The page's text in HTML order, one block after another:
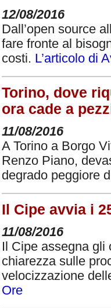
12/08/2016
Dall’open source
fare fronte al
costi. L’articolo di
Torino, dove
ora cade a
11/08/2016
A Torino a Borgo
Renzo Piano,
degrado peggiore
Il Cipe avvia i
11/08/2016
Il Cipe assegna gli
chiarezza sulle
velocizzazione
Ore